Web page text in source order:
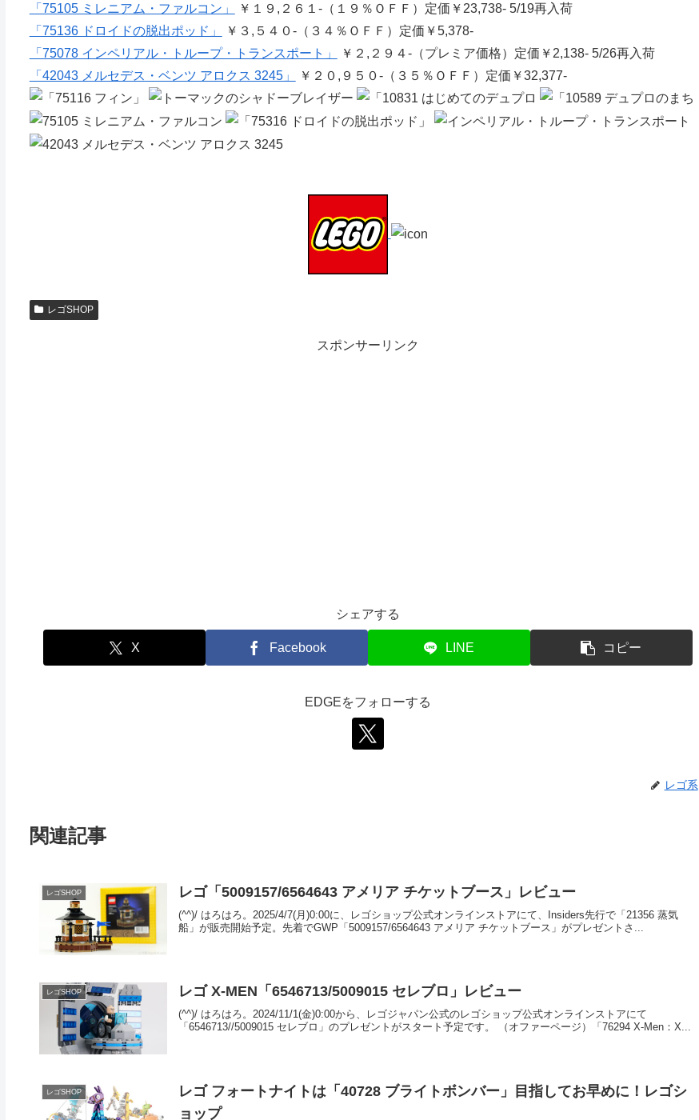
「75105 ミレニアム・ファルコン」
￥１９,２６１-（１９％ＯＦＦ）定価￥23,738- 5/19再入荷
「75136 ドロイドの脱出ポッド」
￥３,５４０-（３４％ＯＦＦ）定価￥5,378-
「75078 インペリアル・トループ・トランスポート」
￥２,２９４-（プレミア価格）定価￥2,138- 5/26再入荷
「42043 メルセデス・ベンツ アロクス 3245」
￥２０,９５０-（３５％ＯＦＦ）定価￥32,377-
レゴSHOP
スポンサーリンク
シェアする
X Facebook LINE コピー
EDGEをフォローする
レゴ系
関連記事
レゴSHOP レゴ「5009157/6564643 アメリア チケットブース」レビュー
(^^)/ はろはろ。2025/4/7(月)0:00に、レゴショップ公式オンラインストアにて、Insiders先行で「21356 蒸気
船」が販売開始予定。先着でGWP「5009157/6564643 アメリア チケットブース」がプレゼントさ...
レゴSHOP レゴ X-MEN「6546713/5009015 セレブロ」レビュー
(^^)/ はろはろ。2024/11/1(金)0:00から、レゴジャパン公式のレゴショップ公式オンラインストアにて
「6546713//5009015 セレブロ」のプレゼントがスタート予定です。 （オファーページ）「76294 X-Men：X...
レゴSHOP
レゴ フォートナイトは「40728 ブライトボンバー」目指してお早めに！レゴシ
ョップ